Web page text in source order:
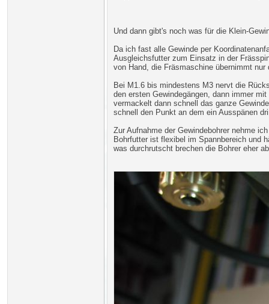
Und dann gibt's noch was für die Klein-
Da ich fast alle Gewinde per
Ausgleichsfutter zum Einsatz in der
von Hand, die Fräsmaschine übernimmt
Bei M1.6 bis mindestens M3 nervt die
den ersten Gewindegängen, dann immer
vermackelt dann schnell das ganze
schnell den Punkt an dem ein Ausspänen
Zur Aufnahme der Gewindebohrer nehme
Bohrfutter ist flexibel im Spannbereich und
was durchrutscht brechen die Bohrer eher